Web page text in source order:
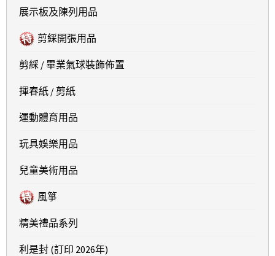
展示板及陳列用品
剪綵開張用品
剪綵 / 畢業氣球裝飾佈置
揮春紙 / 剪紙
運動體育用品
玩具娛樂用品
兒童美術用品
風箏
精美禮品系列
利是封 (訂印 2026年)